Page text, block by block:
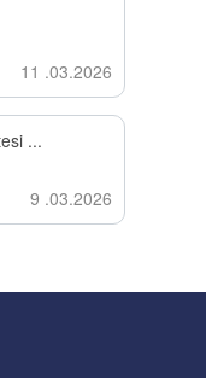
11 .03.2026
...
9 .03.2026